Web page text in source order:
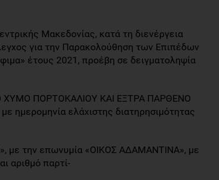
Μακεδονίας, κατά τη διενέργεια
για την Παρακολούθηση των Επιπέδων
έτους 2021, προέβη σε δειγματοληψία
ΧΥΜΟ ΠΟΡΤΟΚΑΛΙΟΥ ΚΑΙ ΕΞΤΡΑ ΠΑΡΘΕΝΟ
ελάχιστης διατηρησιμότητας
με την επωνυμία «ΟΙΚΟΣ ΑΔΑΜΑΝΤΙΝΑ», με
αριθμό παρτί-